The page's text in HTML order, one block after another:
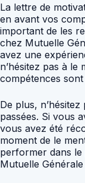
La lettre de
en avant vos
important de les
chez Mutuelle
avez une
n’hésitez pas à
compétences
De plus,
passées. Si vous
vous avez été
moment de le
performer dans le
Mutuelle